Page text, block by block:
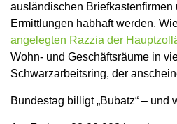
ausländischen
Ermittlungen habhaft werden.
angelegten Razzia der
Wohn- und Geschäftsräume in
Schwarzarbeitsring, der
Bundestag billigt „Bubatz“ – und